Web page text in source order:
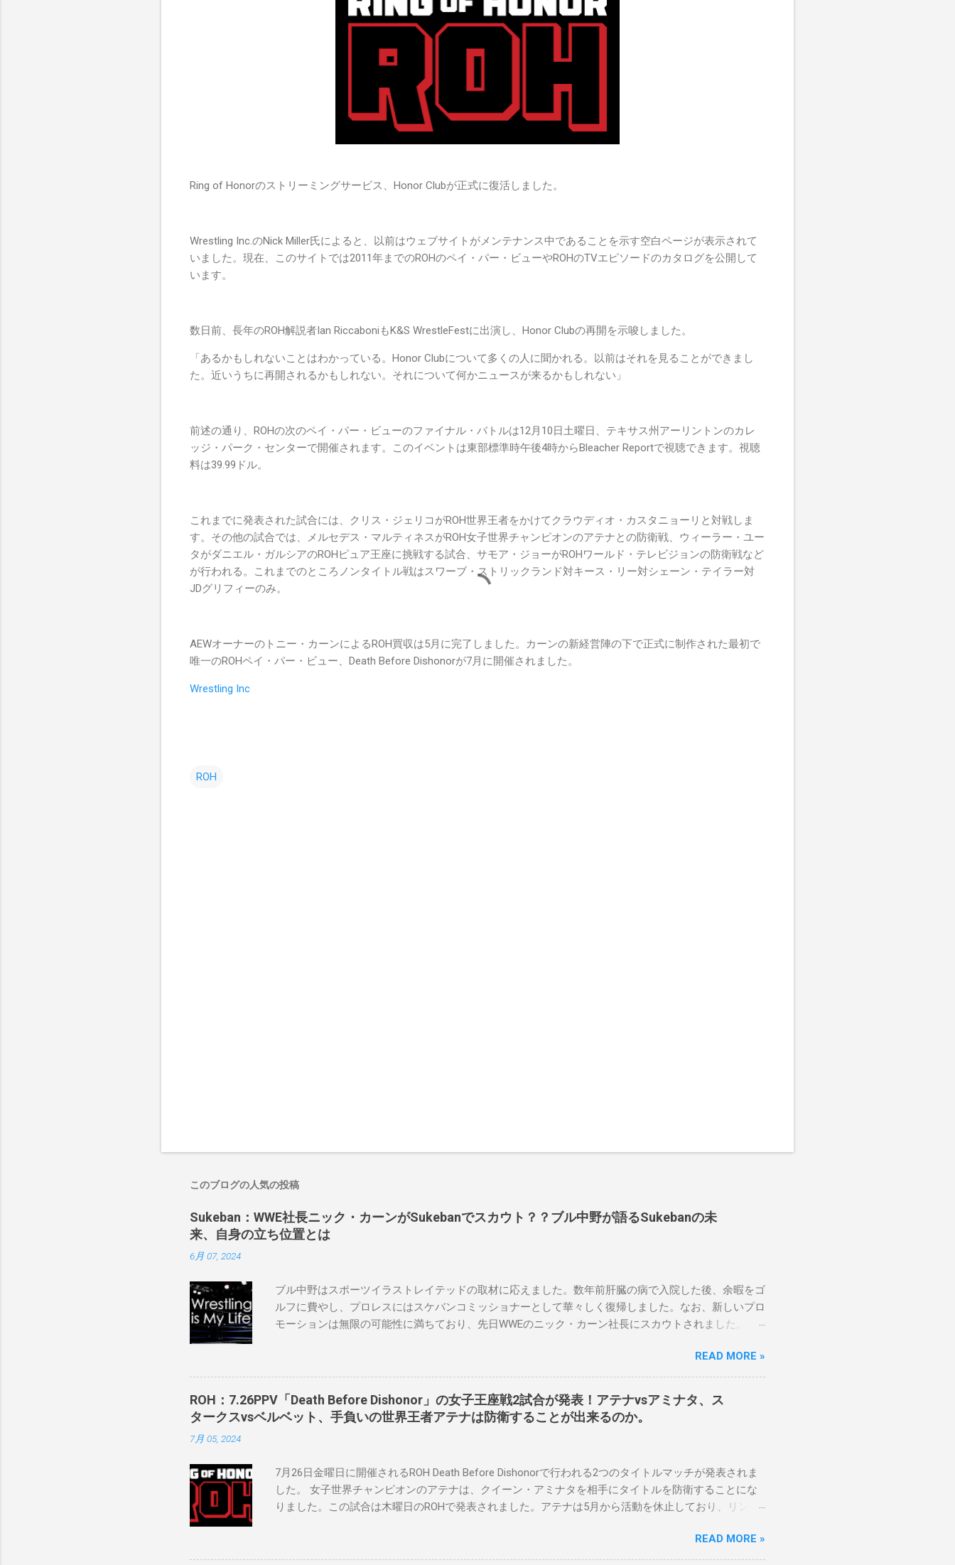
Ring of Honorのストリーミングサービス、Honor Clubが正式に復活しました。
Wrestling Inc.のNick Miller氏によると、以前はウェブサイトがメンテナンス中であることを示す空白ページが表示されて
いました。現在、このサイトでは2011年までのROHのペイ・パー・ビューやROHのTVエピソードのカタログを公開して
います。
数日前、長年のROH解説者Ian RiccaboniもK&S WrestleFestに出演し、Honor Clubの再開を示唆しました。
「あるかもしれないことはわかっている。Honor Clubについて多くの人に聞かれる。以前はそれを見ることができまし
た。近いうちに再開されるかもしれない。それについて何かニュースが来るかもしれない」
前述の通り、ROHの次のペイ・パー・ビューのファイナル・バトルは12月10日土曜日、テキサス州アーリントンのカレ
ッジ・パーク・センターで開催されます。このイベントは東部標準時午後4時からBleacher Reportで視聴できます。視聴
料は39.99ドル。
これまでに発表された試合には、クリス・ジェリコがROH世界王者をかけてクラウディオ・カスタニョーリと対戦しま
す。その他の試合では、メルセデス・マルティネスがROH女子世界チャンピオンのアテナとの防衛戦、ウィーラー・ユー
タがダニエル・ガルシアのROHピュア王座に挑戦する試合、サモア・ジョーがROHワールド・テレビジョンの防衛戦など
が行われる。これまでのところノンタイトル戦はスワーブ・ストリックランド対キース・リー対シェーン・テイラー対
JDグリフィーのみ。
AEWオーナーのトニー・カーンによるROH買収は5月に完了しました。カーンの新経営陣の下で正式に制作された最初で
唯一のROHペイ・パー・ビュー、Death Before Dishonorが7月に開催されました。
Wrestling Inc
ROH
このブログの人気の投稿
Sukeban：WWE社長ニック・カーンがSukebanでスカウト？？ブル中野が語るSukebanの未
来、自身の立ち位置とは
6月 07, 2024
ブル中野はスポーツイラストレイテッドの取材に応えました。数年前肝臓の病で入院した後、余暇をゴ
ルフに費やし、プロレスにはスケバンコミッショナーとして華々しく復帰しました。なお、新しいプロ
モーションは無限の可能性に満ちており、先日WWEのニック・カーン社長にスカウトされました。
の過去、現在、未来をリング上で見ることができることです。何十年も前のスケバン生活を認め、ベテ
ランのレスラーと若手レスラーが一緒になって最高のショーをするのが好きです。」 彼女は今、スケ
バンで重要な役割を果たしています。 「今活躍している選手をとても誇りに思い、応援しています。
私の好きなレスラー、一番気になるレスラーはスケバンのレスラーばかりです。私は彼らを私の子供の
ように考えている」。 スケバンの最新のショーは5月末に行われました。日本の女子プロレスリーグが
にタイトル防衛に成功しました。 「スケバンレスラーには無限の可能性を感じます。若くて才能のあ
る力士がたくさんいます。今後もスケバンがどこまで行くのか、コミッショナーとして見守っていきた
いと思います。」 Sports illustrated
READ MORE »
ROH：7.26PPV「Death Before Dishonor」の女子王座戦2試合が発表！アテナvsアミナタ、ス
タークスvsベルベット、手負いの世界王者アテナは防衛することが出来るのか。
7月 05, 2024
7月26日金曜日に開催されるROH Death Before Dishonorで行われる2つのタイトルマッチが発表されま
した。 女子世界チャンピオンのアテナは、クイーン・アミナタを相手にタイトルを防衛することにな
りました。この試合は木曜日のROHで発表されました。アテナは5月から活動を休止しており、リング
怪我の恐怖に苦しみましたが、それはストーリーの中で誇張されています。 アテナの「手先」ビリ
ー・スタークスもDeath Before Dishonorでタイトルを防衛します。PPVでレッド・ベルベッドを相手に
READ MORE »